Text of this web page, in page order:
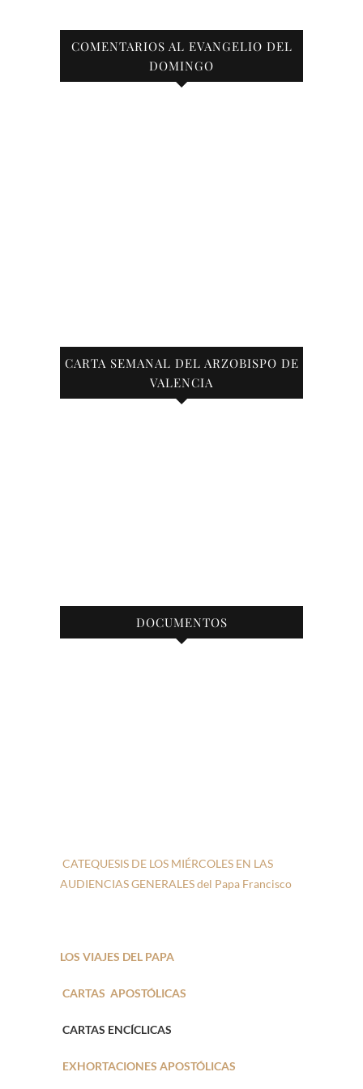
COMENTARIOS AL EVANGELIO DEL
DOMINGO
CARTA SEMANAL DEL ARZOBISPO DE
VALENCIA
DOCUMENTOS
CATEQUESIS DE LOS MIÉRCOLES EN LAS
AUDIENCIAS GENERALES del Papa Francisco
LOS VIAJES DEL PAPA
CARTAS APOSTÓLICAS
CARTAS ENCÍCLICAS
EXHORTACIONES APOSTÓLICAS